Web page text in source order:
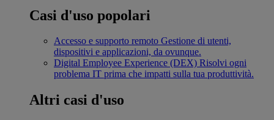
Casi d'uso popolari
Accesso e supporto remoto Gestione di utenti,
dispositivi e applicazioni, da ovunque.
Digital Employee Experience (DEX) Risolvi ogni
problema IT prima che impatti sulla tua produttività.
Altri casi d'uso